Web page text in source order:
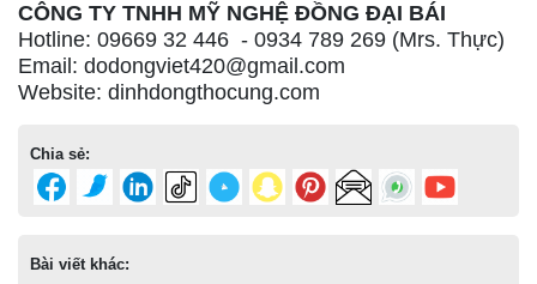
CÔNG TY TNHH MỸ NGHỆ ĐỒNG ĐẠI BÁI
Hotline: 09669 32 446 - 0934 789 269 (Mrs. Thực)
Email: dodongviet420@gmail.com
Website: dinhdongthocung.com
Chia sẻ:
Bài viết khác: